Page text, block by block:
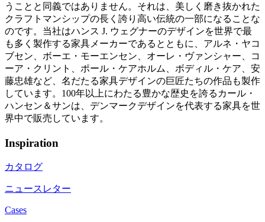
うことと同義ではありません。それは、美しく磨き抜かれた
クラフトマンシップの長く誇り高い伝統の一部になることな
のです。当社はハンス J. ウェグナーのデザインを世界で最
も多く製作する家具メーカーであるとともに、アルネ・ヤコ
ブセン、ボーエ・モーエンセン、オーレ・ヴァンシャー、コ
ーア・クリント、ポール・ケアホルム、ボディル・ケア、安
藤忠雄など、名だたる家具デザインの巨匠たちの作品も製作
しています。100年以上にわたる豊かな歴史を誇るカール・
ハンセン＆サンは、デンマークデザインを代表する家具を世
界中で販売しています。
Inspiration
カタログ
ニュースレター
Cases